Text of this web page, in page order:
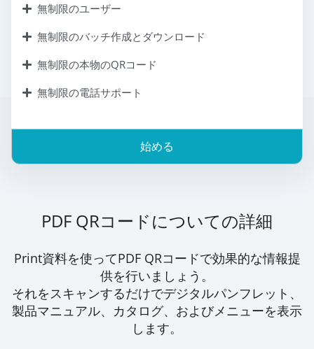
無制限のユーザー
無制限のバッチ作成とダウンロード
無制限の本物のQRコード
無制限の電話サポート
始める
PDF QRコードについての詳細
Print資料を使ってPDF QRコードで効果的な情報提
供を行いましょう。
それをスキャンするだけでデジタルパンフレット、
製品マニュアル、カタログ、およびメニューを表示
します。